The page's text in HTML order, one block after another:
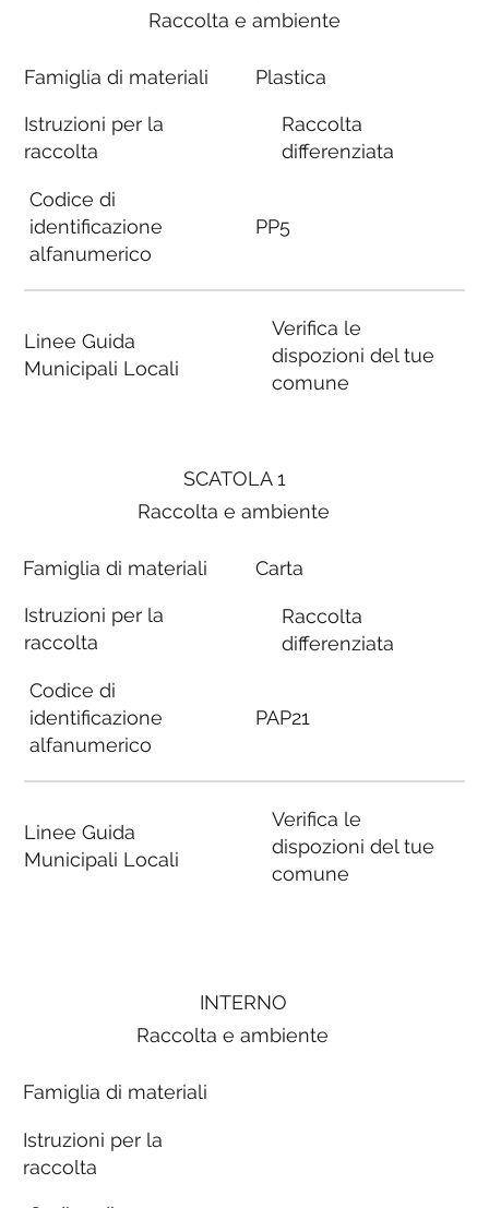
SCATOLA 1
Raccolta e ambiente
Famiglia di materiali
Istruzioni per la
raccolta
Codice di
identificazione
alfanumerico
Linee Guida
Municipali Locali
Carta
Raccolta
differenziata
PAP21
Verifica le
dispozioni del tue
comune
Raccolta e ambiente
Famiglia di materiali
Istruzioni per la
raccolta
Codice di
identificazione
alfanumerico
Linee Guida
Municipali Locali
Plastica
Raccolta
differenziata
PP5
Verifica le
dispozioni del tue
comune
INTERNO
Raccolta e ambiente
Famiglia di materiali
Istruzioni per la
raccolta